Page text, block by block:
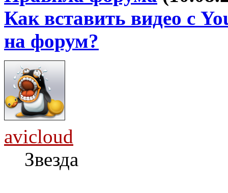
Как вставить видео с
на форум?
avicloud
Звезда